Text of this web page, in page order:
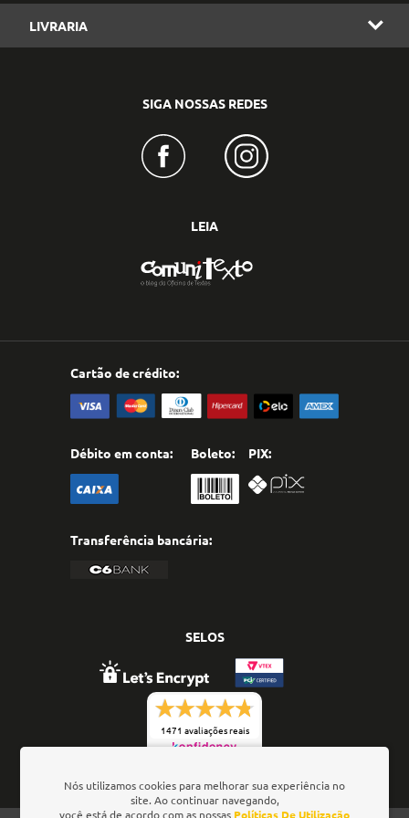
LIVRARIA
SIGA NOSSAS REDES
LEIA
Cartão de crédito:
Débito em conta: Boleto: PIX:
Transferência bancária:
SELOS
1471 avaliações reais
Nós utilizamos cookies para melhorar sua experiência no
site. Ao continuar navegando,
você está de acordo com as nossas Políticas De Utilização